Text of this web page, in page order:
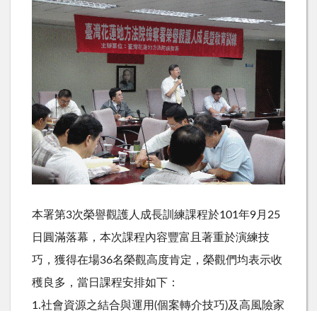
本署第3次榮譽觀護人成長訓練課程於101年9月25
日圓滿落幕，本次課程內容豐富且著重於演練技
巧，獲得在場36名榮觀高度肯定，榮觀們均表示收
穫良多，當日課程安排如下：
1.社會資源之結合與運用(個案轉介技巧)及高風險家